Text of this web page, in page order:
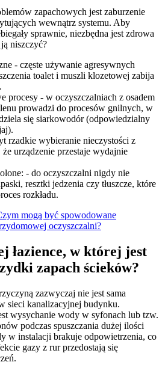
zapachowych jest zaburzenie
wewnątrz systemu. Aby
sprawnie, niezbędna jest zdrowa
niszczyć?
- częste używanie agresywnych
toalet i muszli klozetowej zabija
procesy - w oczyszczalniach z osadem
prowadzi do procesów gnilnych, w
się siarkowodór (odpowiedzialny
rzadkie wybieranie nieczystości z
urządzenie przestaje wydajnie
- do oczyszczalni nigdy nie
resztki jedzenia czy tłuszcze, które
rozkładu.
mogą być spowodowane
oczyszczalni?
łazience, w której jest
zapach ścieków?
zazwyczaj nie jest sama
sieci kanalizacyjnej budynku.
wysychanie wody w syfonach lub tzw.
podczas spuszczania dużej ilości
w instalacji brakuje odpowietrzenia, co
gazy z rur przedostają się